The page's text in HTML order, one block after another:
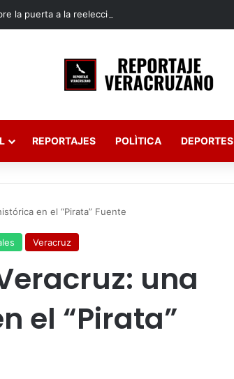
la puerta a la reelección de diputados en Veracruz
REPORTAJES POLÌTICA DEPORTES
en el “Pirata” Fuente
Veracruz
una
el “Pirata”